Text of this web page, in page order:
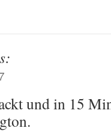
und in 15